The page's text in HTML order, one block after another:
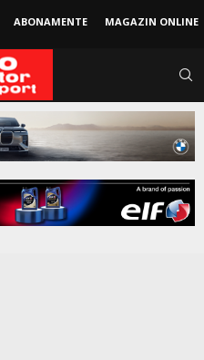
ABONAMENTE MAGAZIN ONLINE